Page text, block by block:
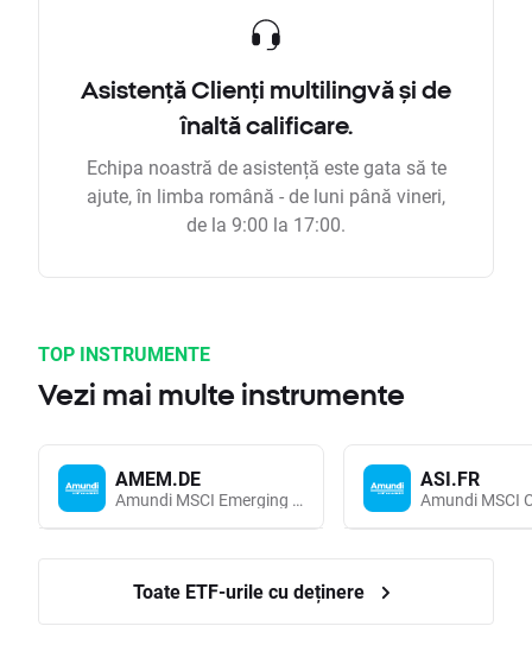
Asistență Clienți multilingvă și de
înaltă calificare.
Echipa noastră de asistență este gata să te
ajute, în limba română - de luni până vineri,
de la 9:00 la 17:00.
TOP INSTRUMENTE
Vezi mai multe instrumente
AMEM.DE
Amundi MSCI Emerging Markets UCITS (Acc EUR)
ASI.FR
Toate ETF-urile cu deținere